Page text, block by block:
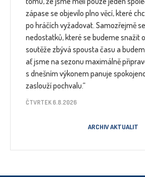
zápase se objevilo plno věcí, které
po hráčích vyžadovat. Samozřejmě
nedostatků, které se budeme snažit
soutěže zbývá spousta času a
ať jsme na sezonu maximálně
s dnešním výkonem panuje
zaslouží pochvalu.“
ČTVRTEK 6.8.2026
ARCHIV AKTUALIT